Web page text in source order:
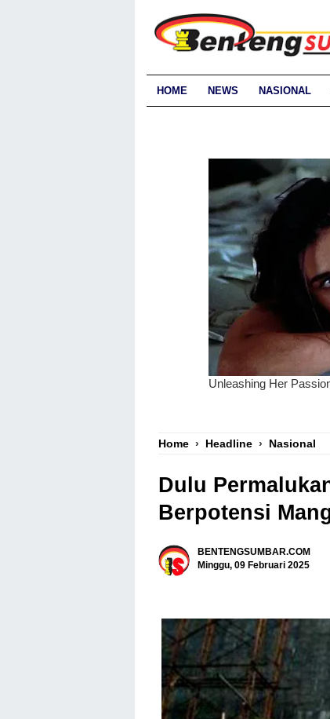
HOME NEWS NASIONAL
Home › Headline › Nasional
Dulu
Berpotensi
BENTENGSUMBAR.COM
Minggu, 09 Februari 2025